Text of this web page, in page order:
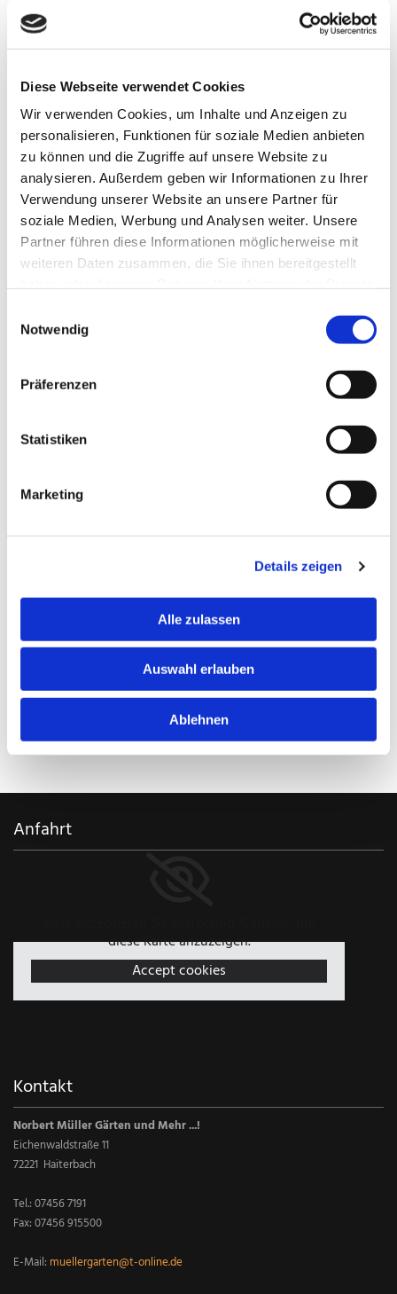
Diese Webseite verwendet Cookies
Wir verwenden Cookies, um Inhalte und Anzeigen zu
personalisieren, Funktionen für soziale Medien anbieten
zu können und die Zugriffe auf unsere Website zu
analysieren. Außerdem geben wir Informationen zu Ihrer
Verwendung unserer Website an unsere Partner für
soziale Medien, Werbung und Analysen weiter. Unsere
Partner führen diese Informationen möglicherweise mit
weiteren Daten zusammen, die Sie ihnen bereitgestellt
Notwendig
Präferenzen
Statistiken
Marketing
Details zeigen
Alle zulassen
Auswahl erlauben
Ablehnen
Nachricht hinterlassen. Wir werden Ihre Anfrage
schnellstmöglich beantworten.
Name*
E-Mail-Adresse*
Ihre Nachricht an uns*
personenbezogenen Daten ausschließlich zur
Beantwortung Ihrer Anfrage. Weiter Informationen zum
Datenschutz, insbesondere auch zu Ihren Rechten, finden
Anfahrt
diese Karte anzuzeigen.
Accept cookies
Kontakt
Norbert Müller Gärten und Mehr ...!
Eichenwaldstraße 11
72221 Haiterbach
Tel.:07456 7191
Fax: 07456 915500
E-Mail: muellergarten@t-online.de